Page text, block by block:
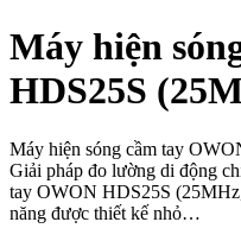
Máy hiện
HDS25S
Máy hiện sóng cầm tay
Giải pháp đo lường di động
tay OWON HDS25S
năng được thiết kế nhỏ…